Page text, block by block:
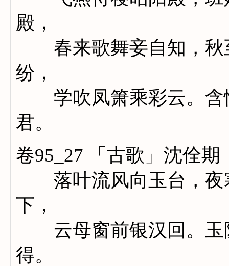
殿，
春来歌舞妾自知，秋
纷，
学吹凤箫乘彩云。含
君。
卷95_27 「古歌」沈佺期
落叶流风向玉台，夜
下，
云母窗前银汉回。玉
得。